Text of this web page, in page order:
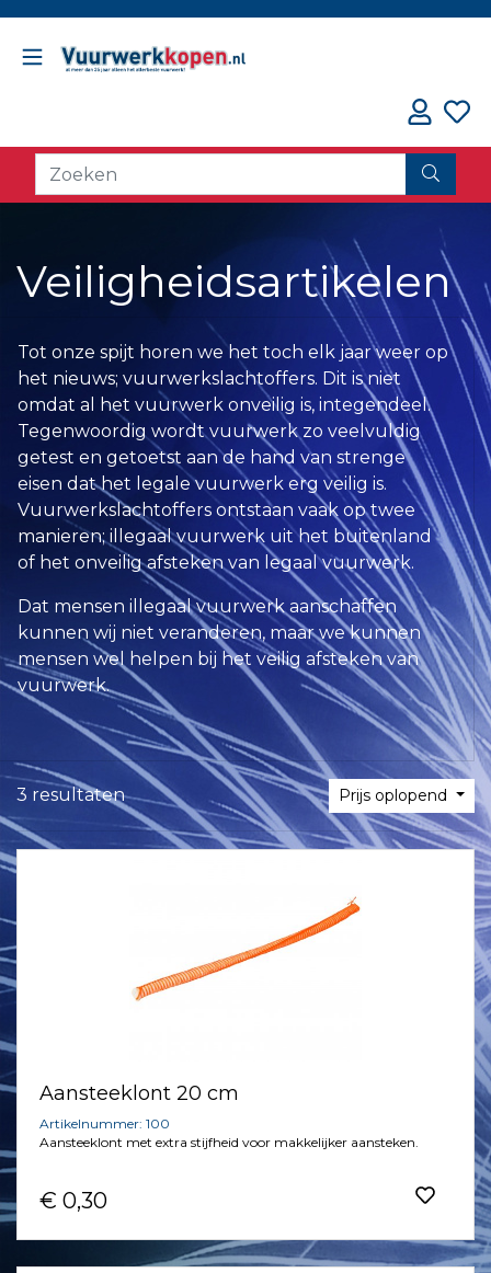
Veiligheidsartikelen
Tot onze spijt horen we het toch elk jaar weer op
het nieuws; vuurwerkslachtoffers. Dit is niet
omdat al het vuurwerk onveilig is, integendeel.
Tegenwoordig wordt vuurwerk zo veelvuldig
getest en getoetst aan de hand van strenge
eisen dat het legale vuurwerk erg veilig is.
Vuurwerkslachtoffers ontstaan vaak op twee
manieren; illegaal vuurwerk uit het buitenland
of het onveilig afsteken van legaal vuurwerk.
Dat mensen illegaal vuurwerk aanschaffen
kunnen wij niet veranderen, maar we kunnen
mensen wel helpen bij het veilig afsteken van
vuurwerk.
3 resultaten Prijs oplopend
Aansteeklont 20 cm
Artikelnummer: 100
Aansteeklont met extra stijfheid voor makkelijker aansteken.
€ 0,30